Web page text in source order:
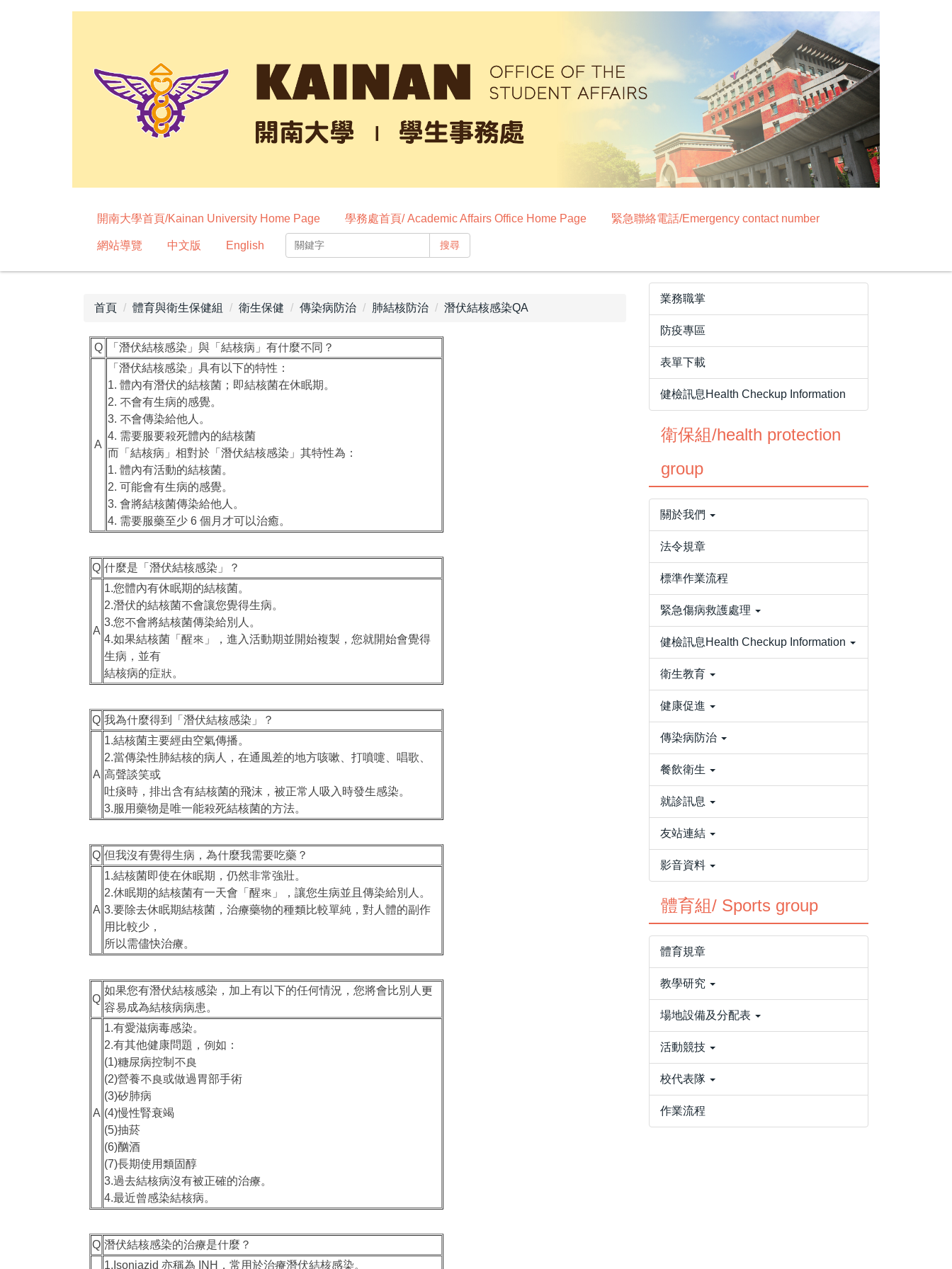
開南大學首頁/Kainan University Home Page 學務處首頁/ Academic Affairs Office Home Page 緊急聯絡電話/Emergency contact number
網站導覽 中文版 English 搜尋
首頁 體育與衛生保健組 衛生保健 傳染病防治 肺結核防治 潛伏結核感染QA
Q 「潛伏結核感染」與「結核病」有什麼不同？
A
「潛伏結核感染」具有以下的特性：
1. 體內有潛伏的結核菌；即結核菌在休眠期。
2. 不會有生病的感覺。
3. 不會傳染給他人。
4. 需要服要殺死體內的結核菌
而「結核病」相對於「潛伏結核感染」其特性為：
1. 體內有活動的結核菌。
2. 可能會有生病的感覺。
3. 會將結核菌傳染給他人。
4. 需要服藥至少 6 個月才可以治癒。
Q 什麼是「潛伏結核感染」？
A
1.您體內有休眠期的結核菌。
2.潛伏的結核菌不會讓您覺得生病。
3.您不會將結核菌傳染給別人。
4.如果結核菌「醒來」，進入活動期並開始複製，您就開始會覺得
生病，並有
結核病的症狀。
Q 我為什麼得到「潛伏結核感染」？
A
1.結核菌主要經由空氣傳播。
2.當傳染性肺結核的病人，在通風差的地方咳嗽、打噴嚏、唱歌、
高聲談笑或
吐痰時，排出含有結核菌的飛沫，被正常人吸入時發生感染。
3.服用藥物是唯一能殺死結核菌的方法。
Q 但我沒有覺得生病，為什麼我需要吃藥？
A
1.結核菌即使在休眠期，仍然非常強壯。
2.休眠期的結核菌有一天會「醒來」，讓您生病並且傳染給別人。
3.要除去休眠期結核菌，治療藥物的種類比較單純，對人體的副作
用比較少，
所以需儘快治療。
Q
如果您有潛伏結核感染，加上有以下的任何情況，您將會比別人更
容易成為結核病病患。
A
1.有愛滋病毒感染。
2.有其他健康問題，例如：
(1)糖尿病控制不良
(2)營養不良或做過胃部手術
(3)矽肺病
(4)慢性腎衰竭
(5)抽菸
(6)酗酒
(7)長期使用類固醇
3.過去結核病沒有被正確的治療。
4.最近曾感染結核病。
Q 潛伏結核感染的治療是什麼？
1.Isoniazid 亦稱為 INH，常用於治療潛伏結核感染。
業務職掌
防疫專區
表單下載
健檢訊息Health Checkup Information
衛保組/health protection
group
關於我們
法令規章
標準作業流程
緊急傷病救護處理
健檢訊息Health Checkup Information
衛生教育
健康促進
傳染病防治
餐飲衛生
就診訊息
友站連結
影音資料
體育組/ Sports group
體育規章
教學研究
場地設備及分配表
活動競技
校代表隊
作業流程